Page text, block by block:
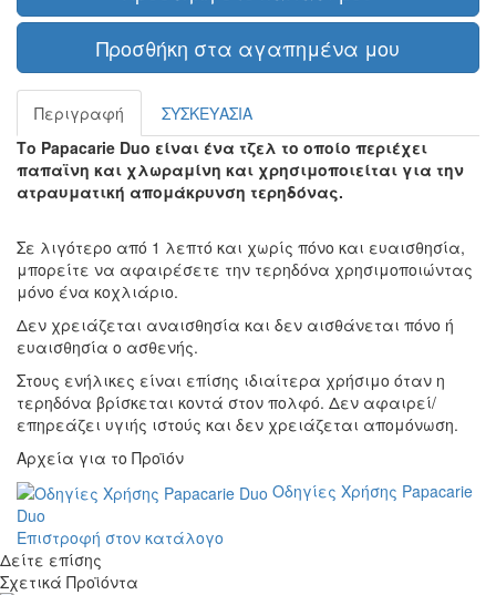
Προσθήκη στα αγαπημένα μου
Περιγραφή
ΣΥΣΚΕΥΑΣΙΑ
Το Papacarie Duo είναι ένα τζελ το οποίο περιέχει
παπαϊνη και χλωραμίνη και χρησιμοποιείται για την
ατραυματική απομάκρυνση τερηδόνας.
Σε λιγότερο από 1 λεπτό και χωρίς πόνο και ευαισθησία,
μπορείτε να αφαιρέσετε την τερηδόνα χρησιμοποιώντας
μόνο ένα κοχλιάριο.
Δεν χρειάζεται αναισθησία και δεν αισθάνεται πόνο ή
ευαισθησία ο ασθενής.
Στους ενήλικες είναι επίσης ιδιαίτερα χρήσιμο όταν η
τερηδόνα βρίσκεται κοντά στον πολφό. Δεν αφαιρεί/
επηρεάζει υγιής ιστούς και δεν χρειάζεται απομόνωση.
Αρχεία για τo Προϊόν
Οδηγίες Χρήσης Papacarie
Duo
Επιστροφή στον κατάλογο
Δείτε επίσης
Σχετικά Προϊόντα